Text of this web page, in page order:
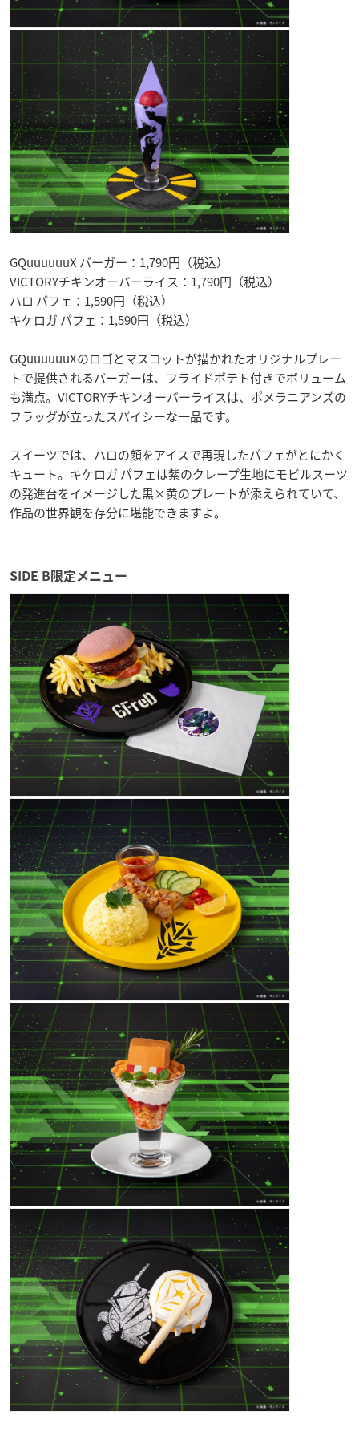
GQuuuuuuX バーガー：1,790円（税込）
VICTORYチキンオーバーライス：1,790円（税込）
ハロ パフェ：1,590円（税込）
キケロガ パフェ：1,590円（税込）
GQuuuuuuXのロゴとマスコットが描かれたオリジナルプレー
トで提供されるバーガーは、フライドポテト付きでボリューム
も満点。VICTORYチキンオーバーライスは、ポメラニアンズの
フラッグが立ったスパイシーな一品です。
スイーツでは、ハロの顔をアイスで再現したパフェがとにかく
キュート。キケロガ パフェは紫のクレープ生地にモビルスーツ
の発進台をイメージした黒×黄のプレートが添えられていて、
作品の世界観を存分に堪能できますよ。
SIDE B限定メニュー